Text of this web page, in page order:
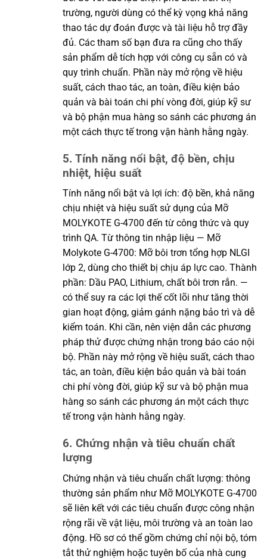
trường, người dùng có thể kỳ vọng khả năng
thao tác dự đoán được và tài liệu hỗ trợ đầy
đủ. Các tham số bạn đưa ra cũng cho thấy
sản phẩm dễ tích hợp với công cụ sẵn có và
quy trình chuẩn. Phần này mở rộng về hiệu
suất, cách thao tác, an toàn, điều kiện bảo
quản và bài toán chi phí vòng đời, giúp kỹ sư
và bộ phận mua hàng so sánh các phương án
một cách thực tế trong vận hành hằng ngày.
5. Tính năng nổi bật, độ bền, chịu
nhiệt, hiệu suất
Tính năng nổi bật và lợi ích: độ bền, khả năng
chịu nhiệt và hiệu suất sử dụng của Mỡ
MOLYKOTE G-4700 đến từ công thức và quy
trình QA. Từ thông tin nhập liệu — Mỡ
Molykote G-4700: Mỡ bôi trơn tổng hợp NLGI
lớp 2, dùng cho thiết bị chịu áp lực cao. Thành
phần: Dầu PAO, Lithium, chất bôi trơn rắn. —
có thể suy ra các lợi thế cốt lõi như tăng thời
gian hoạt động, giảm gánh nặng bảo trì và dễ
kiểm toán. Khi cần, nên viện dẫn các phương
pháp thử được chứng nhận trong báo cáo nội
bộ. Phần này mở rộng về hiệu suất, cách thao
tác, an toàn, điều kiện bảo quản và bài toán
chi phí vòng đời, giúp kỹ sư và bộ phận mua
hàng so sánh các phương án một cách thực
tế trong vận hành hằng ngày.
6. Chứng nhận và tiêu chuẩn chất
lượng
Chứng nhận và tiêu chuẩn chất lượng: thông
thường sản phẩm như Mỡ MOLYKOTE G-4700
sẽ liên kết với các tiêu chuẩn được công nhận
rộng rãi về vật liệu, môi trường và an toàn lao
động. Hồ sơ có thể gồm chứng chỉ nội bộ, tóm
tắt thử nghiệm hoặc tuyên bố của nhà cung